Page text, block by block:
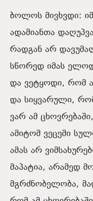
ბოლოს მივხვდი:
ადამიანთა
რადგან არ
სწორედ იმას
და ვეტყოდი, რომ
და სიყვარული,
ვარ ამ
ამიტომ ვეცემი
ამას არ
მაპატია, არამედ
მგრძნობელობა,